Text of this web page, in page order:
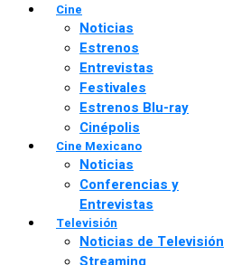
Cine
Noticias
Estrenos
Entrevistas
Festivales
Estrenos Blu-ray
Cinépolis
Cine Mexicano
Noticias
Conferencias y
Entrevistas
Televisión
Noticias de Televisión